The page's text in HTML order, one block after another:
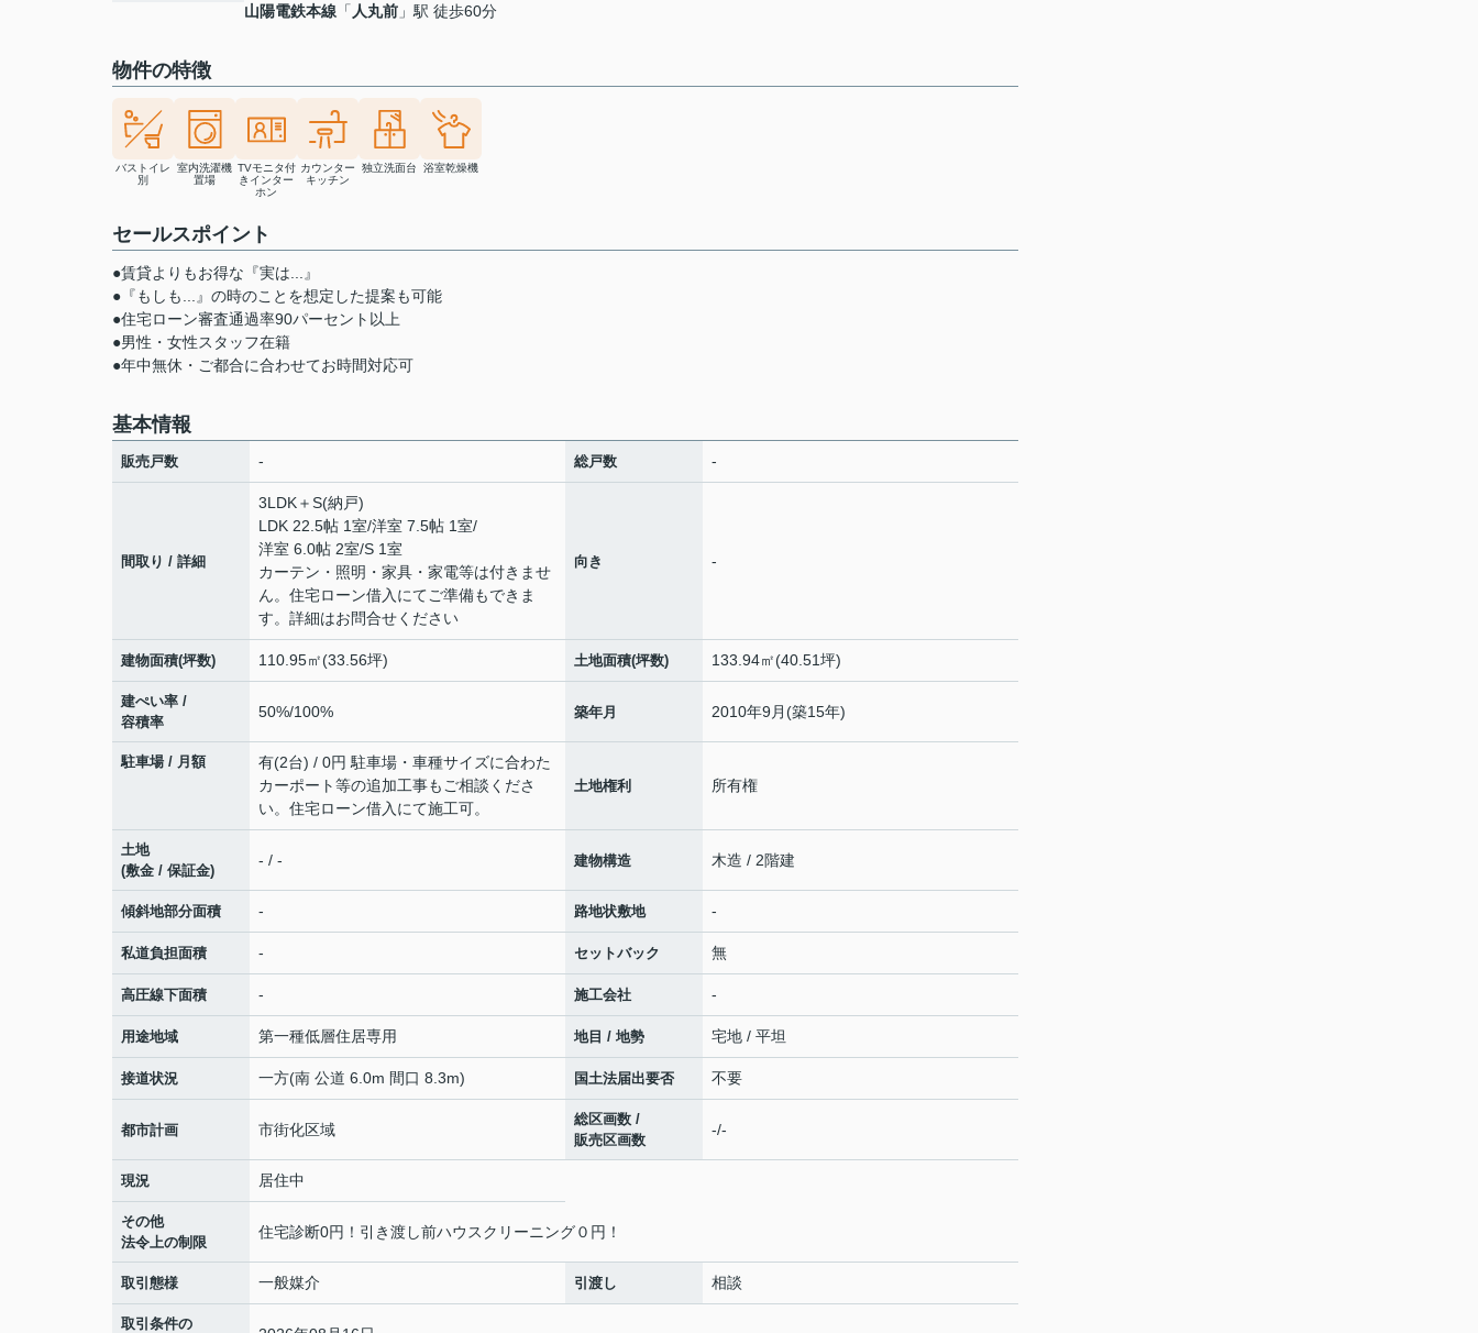
山陽電鉄本線 「 人丸前 」駅 徒歩60分
物件の特徴
バストイレ
別
室内洗濯機
置場
TVモニタ付
きインター
ホン
カウンター
キッチン
独立洗面台 浴室乾燥機
セールスポイント
●賃貸よりもお得な『実は...』
●『もしも...』の時のことを想定した提案も可能
●住宅ローン審査通過率90パーセント以上
●男性・女性スタッフ在籍
●年中無休・ご都合に合わせてお時間対応可
基本情報
販売戸数 - 総戸数 -
間取り / 詳細
3LDK＋S(納戸)
LDK 22.5帖 1室/洋室 7.5帖 1室/
洋室 6.0帖 2室/S 1室
カーテン・照明・家具・家電等は付きませ
ん。住宅ローン借入にてご準備もできま
す。詳細はお問合せください
向き -
建物面積(坪数) 110.95㎡(33.56坪) 土地面積(坪数) 133.94㎡(40.51坪)
建ぺい率 /
容積率
50%/100% 築年月 2010年9月(築15年)
駐車場 / 月額
有(2台) / 0円 駐車場・車種サイズに合わた
カーポート等の追加工事もご相談くださ
い。住宅ローン借入にて施工可。
土地権利 所有権
土地
(敷金 / 保証金)
- / - 建物構造 木造 / 2階建
傾斜地部分面積 - 路地状敷地 -
私道負担面積 - セットバック 無
高圧線下面積 - 施工会社 -
用途地域 第一種低層住居専用 地目 / 地勢 宅地 / 平坦
接道状況 一方(南 公道 6.0m 間口 8.3m) 国土法届出要否 不要
都市計画 市街化区域
総区画数 /
販売区画数
-/-
現況 居住中
その他
法令上の制限
住宅診断0円！引き渡し前ハウスクリーニング０円！
取引態様 一般媒介 引渡し 相談
取引条件の